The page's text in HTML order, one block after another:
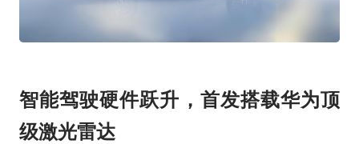
智能驾驶硬件跃升，首发搭载华为顶
级激光雷达